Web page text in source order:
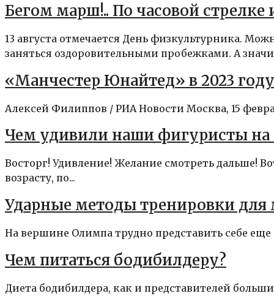
Бегом марш!.. По часовой стрелке
13 августа отмечается День физкультурника.
заняться оздоровительными пробежками. А
«Манчестер Юнайтед» в 2023
Алексей Филиппов / РИА Новости Москва, 15
Чем удивили наши фигуристы
Восторг! Удивление! Желание смотреть дальше!
возрасту, по...
Ударные методы тренировки
На вершине Олимпа трудно представить себе
Чем питаться бодибилдеру?
Диета бодибилдера, как и представителей